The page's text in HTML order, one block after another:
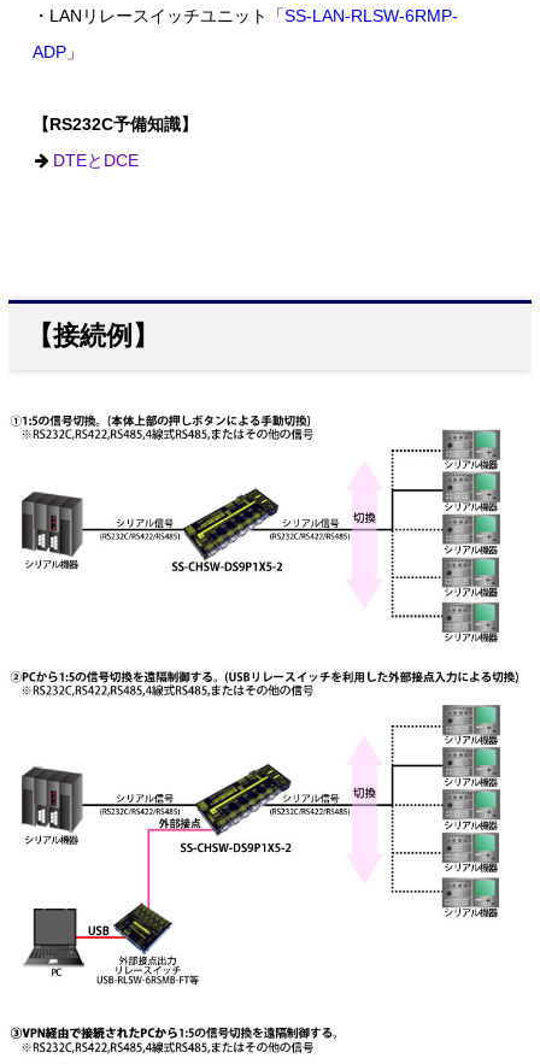
・LANリレースイッチユニット「 SS-LAN-RLSW-6RMP-
ADP」
【RS232C予備知識】
DTEとDCE
【接続例】